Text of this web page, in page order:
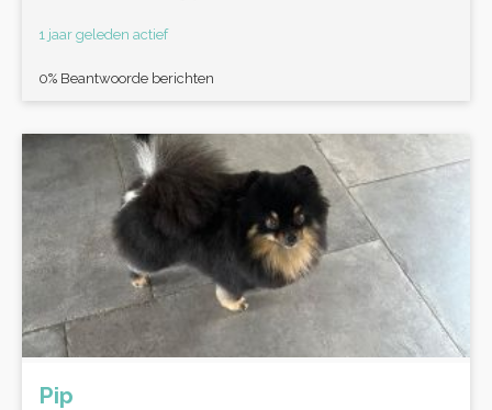
1 jaar geleden actief
0% Beantwoorde berichten
Pip